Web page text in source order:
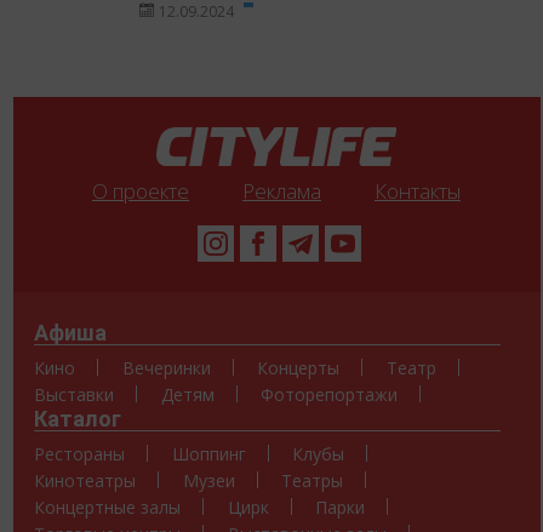
12.09.2024
О проекте Реклама Контакты
Афиша
Кино Вечеринки Концерты
Театр
Выставки
Детям Фоторепортажи
Каталог
Рестораны Шоппинг
Клубы
Кинотеатры
Музеи
Театры
Концертные залы
Цирк
Парки